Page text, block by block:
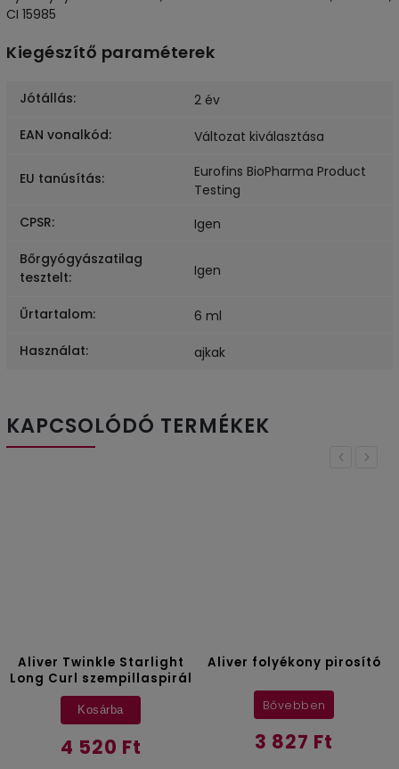
CI 15985
Kiegészítő paraméterek
Jótállás:
2 év
EAN vonalkód: Változat kiválasztása
EU tanúsítás:
Eurofins BioPharma Product
Testing
CPSR:
Igen
Bőrgyógyászatilag
tesztelt: Igen
Űrtartalom:
6 ml
Használat: ajkak
KAPCSOLÓDÓ TERMÉKEK
Previous
Starlight
Aliver folyékony pirosító
Aliver Wine
Next